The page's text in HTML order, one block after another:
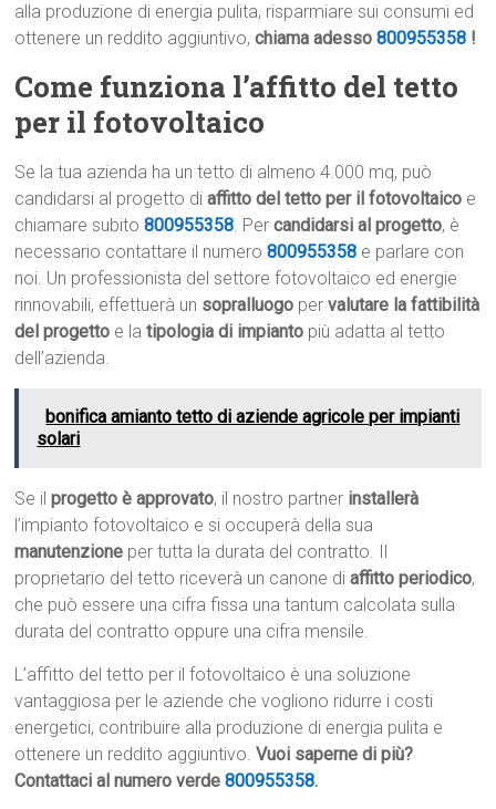
alla produzione di energia pulita, risparmiare sui consumi ed
ottenere un reddito aggiuntivo,chiama adesso800955358 !
Come funziona l’affitto del tetto
per il fotovoltaico
Se la tua azienda ha un tetto di almeno 4.000 mq, può
candidarsi al progetto diaffitto del tetto per il fotovoltaico e
chiamare subito800955358. Percandidarsi al progetto, è
necessario contattare il numero800955358 e parlare con
noi. Un professionista del settore fotovoltaico ed energie
rinnovabili, effettuerà un sopralluogo pervalutare la fattibilità
del progetto e latipologia di impianto più adatta al tetto
dell’azienda.
bonifica amianto tetto di aziende agricole per impianti
solari
Se ilprogetto è approvato, il nostro partner installerà
l’impianto fotovoltaico e si occuperà della sua
manutenzione per tutta la durata del contratto. Il
proprietario del tetto riceverà un canone diaffitto periodico,
che può essere una cifra fissa una tantum calcolata sulla
durata del contratto oppure una cifra mensile.
L’affitto del tetto per il fotovoltaico è una soluzione
vantaggiosa per le aziende che vogliono ridurre i costi
energetici, contribuire alla produzione di energia pulita e
ottenere un reddito aggiuntivo.Vuoi saperne di più?
Contattaci al numero verde800955358.